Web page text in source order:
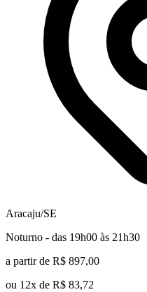
Aracaju/SE
Noturno - das 19h00 às 21h30
a partir de R$ 897,00
ou 12x de R$ 83,72